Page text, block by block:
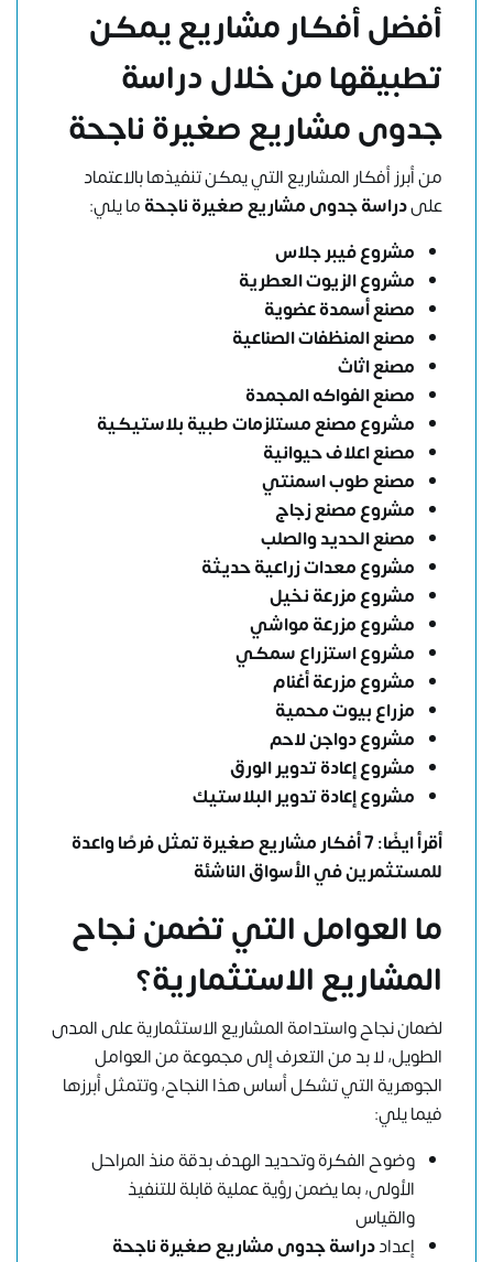
أفضل أفكار مشاريع يمكن
تطبيقها من خلال دراسة
جدوى مشاريع صغيرة ناجحة
من أبرز أفكار المشاريع التي يمكن تنفيذها بالاعتماد
علىدراسة جدوى مشاريع صغيرة ناجحةما يلي:
مشروع فيبر جلاس
مشروع الزيوت العطرية
مصنع أسمدة عضوية
مصنع المنظفات الصناعية
مصنع اثاث
مصنع الفواكه المجمدة
مشروع مصنع مستلزمات طبية بلاستيكية
مصنع اعلاف حيوانية
مصنع طوب اسمنتي
مشروع مصنع زجاج
مصنع الحديد والصلب
مشروع معدات زراعية حديثة
مشروع مزرعة نخيل
مشروع مزرعة مواشي
مشروع استزراع سمكي
مشروع مزرعة أغنام
مزراع بيوت محمية
مشروع دواجن لاحم
مشروع إعادة تدوير الورق
مشروع إعادة تدوير البلاستيك
أقرأ ايضًا:
7 أفكار مشاريع صغيرة تمثل فرصًا واعدة
للمستثمرين في الأسواق الناشئة
ما العوامل التي تضمن نجاح
المشاريع الاستثمارية؟
لضمان نجاح واستدامة المشاريع الاستثمارية على المدى
الطويل، لا بد من التعرف إلى مجموعة من العوامل
الجوهرية التي تشكل أساس هذا النجاح، وتتمثل أبرزها
فيما يلي:
وضوح الفكرة وتحديد الهدف بدقة منذ المراحل
الأولى، بما يضمن رؤية عملية قابلة للتنفيذ
والقياس
إعداددراسة جدوى مشاريع صغيرة ناجحة